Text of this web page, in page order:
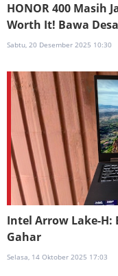
HONOR 400 Masih
Worth It! Bawa
Sabtu, 20 Desember 2025 10:30
Intel Arrow Lake-H:
Gahar
Selasa, 14 Oktober 2025 17:03